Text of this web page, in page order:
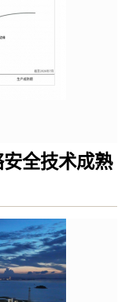
全技术成熟